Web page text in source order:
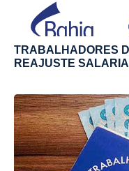
TRABALHADORES
REAJUSTE